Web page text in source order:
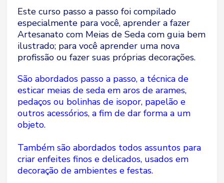
Este curso passo a passo foi compilado
especialmente para você, aprender a fazer
Artesanato com Meias de Seda com guia bem
ilustrado; para você aprender uma nova
profissão ou fazer suas próprias decorações.
São abordados passo a passo, a técnica de
esticar meias de seda em aros de arames,
pedaços ou bolinhas de isopor, papelão e
outros acessórios, a fim de dar forma a um
objeto.
Também são abordados todos assuntos para
criar enfeites finos e delicados, usados em
decoração de ambientes e festas.